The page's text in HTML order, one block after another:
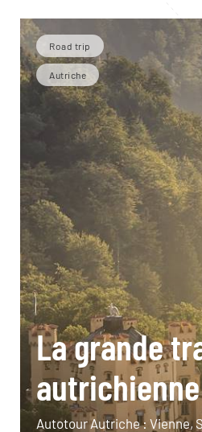
Road trip
Autriche
La grande
autrichienne
Autotour Autriche : Vienne,